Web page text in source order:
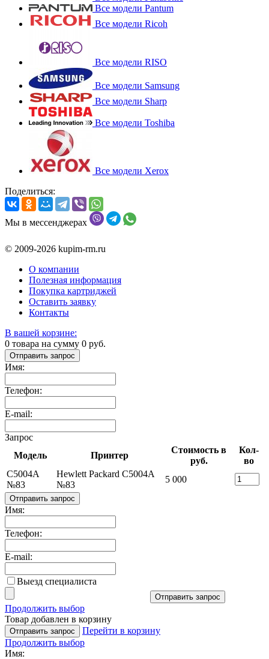
Все модели Pantum
Все модели Ricoh
Все модели RISO
Все модели Samsung
Все модели Sharp
Все модели Toshiba
Все модели Xerox
Поделиться:
Мы в мессенджерах
© 2009-2026 kupim-rm.ru
О компании
Полезная информация
Покупка картриджей
Оставить заявку
Контакты
В вашей корзине:
0 товара на сумму 0 руб.
Отправить запрос
Имя:
Телефон:
E-mail:
Запрос
Модель
Принтер
Стоимость в
руб.
Кол-
во
C5004A
№83
Hewlett Packard C5004A
№83
5 000
Отправить запрос
Имя:
Телефон:
E-mail:
Выезд специалиста
Отправить запрос
Продолжить выбор
Товар добавлен в корзину
Отправить запрос
Перейти в корзину
Продолжить выбор
Имя: